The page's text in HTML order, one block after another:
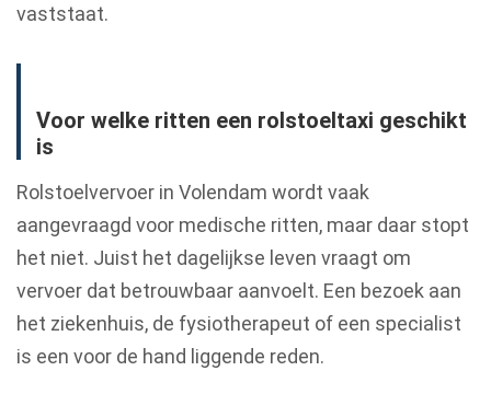
vaststaat.
Voor welke ritten een rolstoeltaxi geschikt
is
Rolstoelvervoer in Volendam wordt vaak
aangevraagd voor medische ritten, maar daar stopt
het niet. Juist het dagelijkse leven vraagt om
vervoer dat betrouwbaar aanvoelt. Een bezoek aan
het ziekenhuis, de fysiotherapeut of een specialist
is een voor de hand liggende reden.